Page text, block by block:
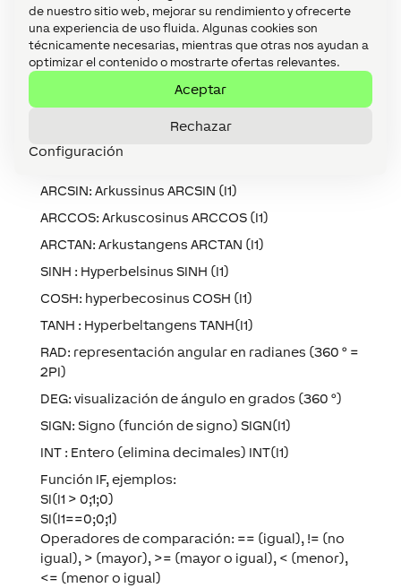
de nuestro sitio web, mejorar su rendimiento y ofrecerte
una experiencia de uso fluida. Algunas cookies son
técnicamente necesarias, mientras que otras nos ayudan a
optimizar el contenido o mostrarte ofertas relevantes.
Aceptar
Rechazar
Configuración
LN: logaritmo natural con la base e LN (I1)
LOG: LOG logaritmo base 10 LOG (I1)
EXP: función exponencial EXP (I1) => e ^ I1
SIN : Sinus SIN(I1)
TAN : Tangens TAN(I1)
ARCSIN: Arkussinus ARCSIN (I1)
ARCCOS: Arkuscosinus ARCCOS (I1)
ARCTAN: Arkustangens ARCTAN (I1)
SINH : Hyperbelsinus SINH (I1)
COSH: hyperbecosinus COSH (I1)
TANH : Hyperbeltangens TANH(I1)
RAD: representación angular en radianes (360 ° =
2PI)
DEG: visualización de ángulo en grados (360 °)
SIGN: Signo (función de signo) SIGN(I1)
INT : Entero (elimina decimales) INT(I1)
Función IF, ejemplos:
SI(I1 > 0;1;0)
SI(I1==0;0;1)
Operadores de comparación: == (igual), != (no
igual), > (mayor), >= (mayor o igual), < (menor),
<= (menor o igual)